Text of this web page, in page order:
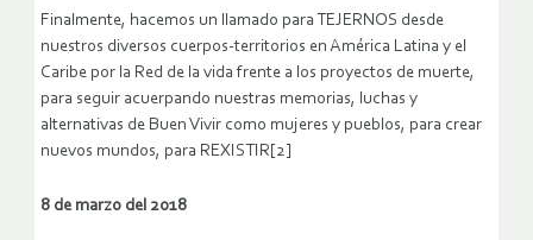
Finalmente, hacemos un llamado para TEJERNOS desde
nuestros diversos cuerpos-territorios en América Latina y el
Caribe por la Red de la vida frente a los proyectos de muerte,
para seguir acuerpando nuestras memorias, luchas y
alternativas de Buen Vivir como mujeres y pueblos, para crear
nuevos mundos, para REXISTIR[2]
8 de marzo del 2018